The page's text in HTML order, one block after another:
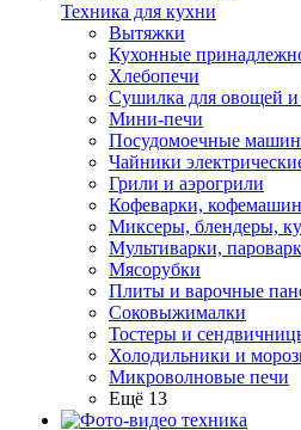
Техника для кухни
Вытяжки
Кухонные
Хлебопечи
Сушилка для овощей и
Мини-печи
Посудомоечные
Чайники
Грили и аэрогрили
Кофеварки,
Миксеры, блендеры,
Мультиварки,
Мясорубки
Плиты и варочные
Соковыжималки
Тостеры и
Холодильники и
Микроволновые печи
Ещё 13